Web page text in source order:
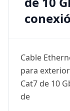
Cable
para
Cat7 de 10
de